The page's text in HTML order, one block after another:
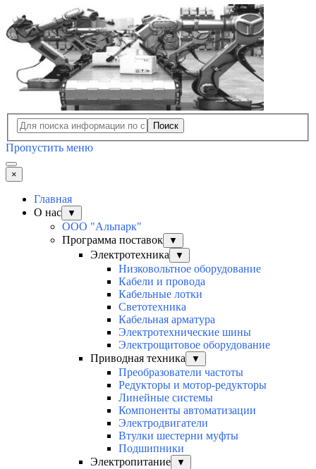
Поиск
Пропустить меню
×
Главная
О нас
▼
ООО "Альпарк"
Программа поставок
▼
Электротехника ▼
Низковольтное оборудование
Кабели и провода
Кабельные лотки
Светотехника
Кабельная арматура
Электротехнические шины
Электрощитовое оборудование
Приводная техника
▼
Преобразователи частоты
Редукторы и мотор-редукторы
Линейные системы
Компоненты автоматизации
Электродвигатели
Втулки шестерни муфты
Подшипники
Электропитание
▼